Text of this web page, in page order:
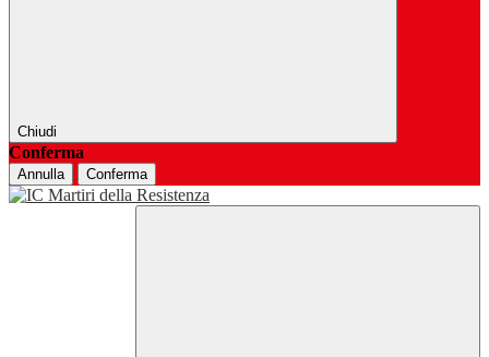
Chiudi
Conferma
Annulla Conferma